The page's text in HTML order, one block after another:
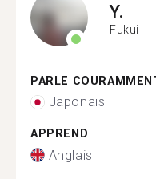
Y.
Fukui
PARLE
Japonais
APPREND
Anglais